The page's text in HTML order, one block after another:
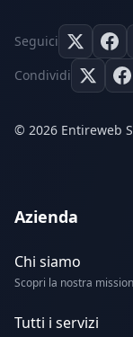
Seguici
Condividi
© 2026 Entireweb
Azienda
Chi siamo
Scopri la nostra
Tutti i servizi